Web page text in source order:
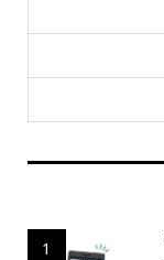
1